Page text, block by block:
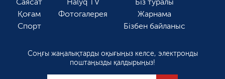
Қоғам
Спорт
Фотогалерея
Жарнама
Бізбен байланыс
Соңғы жаңалықтарды оқығыңыз келсе, электронды
поштаңызды қалдырыңыз!